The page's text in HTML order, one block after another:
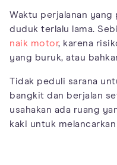
Waktu perjalanan yang
duduk terlalu lama.
naik motor, karena
yang buruk, atau
Tidak peduli sarana
bangkit dan berjalan
usahakan ada ruang
kaki untuk